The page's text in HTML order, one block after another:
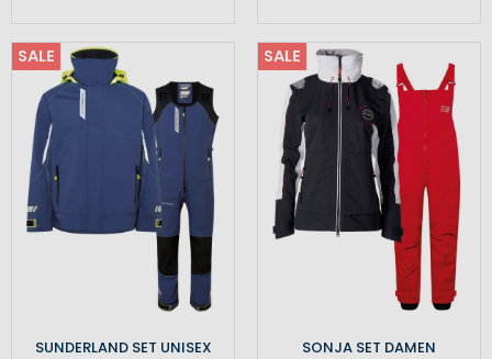
SALE
SUNDERLAND SET UNISEX
SALE
SONJA SET DAMEN